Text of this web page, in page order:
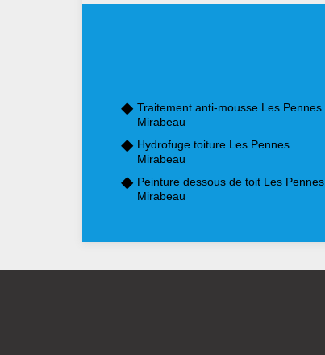
Traitement anti-mousse Les Pennes
Mirabeau
Hydrofuge toiture Les Pennes
Mirabeau
Peinture dessous de toit Les Pennes
Mirabeau